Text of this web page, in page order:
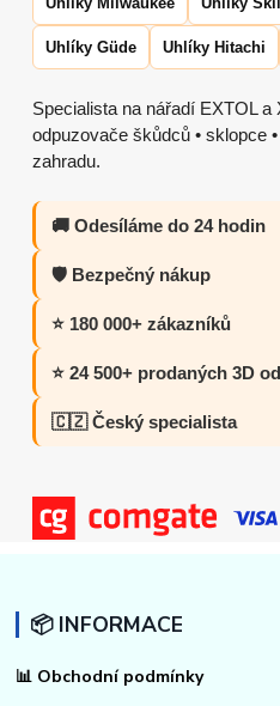
Uhlíky Güde Uhlíky Hitachi
Specialista na nářadí EXTOL a
odpuzovače škůdců • sklopce
zahradu.
🚚 Odesíláme do 24 hodin
🛡️ Bezpečný nákup
⭐ 180 000+ zákazníků
⭐ 24 500+ prodaných 3D
🇨🇿 Český specialista
📦 INFORMACE
📊 Obchodní podmínky